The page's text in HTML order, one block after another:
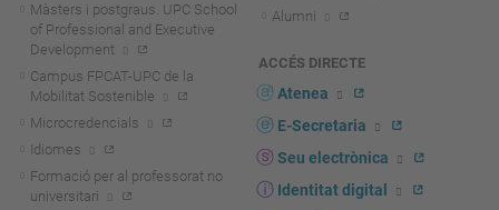
Màsters i postgraus. UPC School
of Professional and Executive
Development
Campus FPCAT-UPC de la
Mobilitat Sostenible
Microcredencials
Idiomes
Formació per al professorat no
universitari
Alumni
ACCÉS DIRECTE
Atenea
E-Secretaria
Seu electrònica
Identitat digital